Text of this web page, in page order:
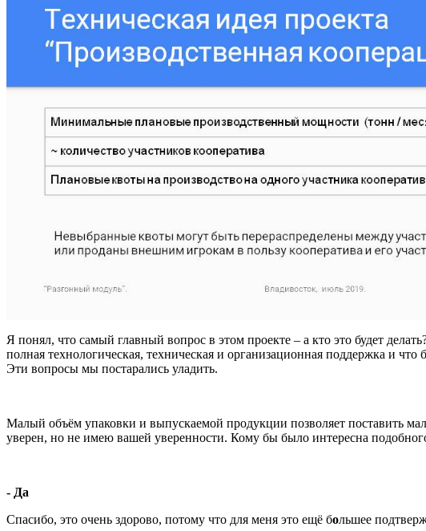
Я понял, что самый главный вопрос в этом проекте – а кто это будет
полная технологическая, техническая и организационная поддержка и
Эти вопросы мы постарались уладить.
Малый объём упаковки и выпускаемой продукции позволяет поставить
уверен, но не имею вашей уверенности. Кому бы было интересна
- Да
Спасибо, это очень здорово, потому что для меня это ещё большее